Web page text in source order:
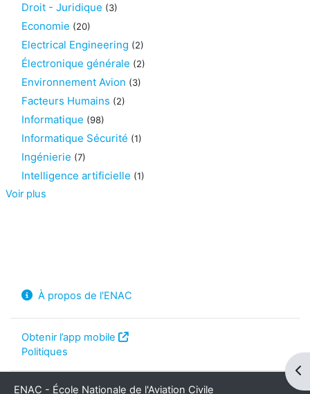
Droit - Juridique (3)
Economie (20)
Electrical Engineering (2)
Électronique générale (2)
Environnement Avion (3)
Facteurs Humains (2)
Informatique (98)
Informatique Sécurité (1)
Ingénierie (7)
Intelligence artificielle (1)
Voir plus
À propos de l'ENAC
Obtenir l’app mobile
Politiques
ENAC - École Nationale de l'Aviation Civile